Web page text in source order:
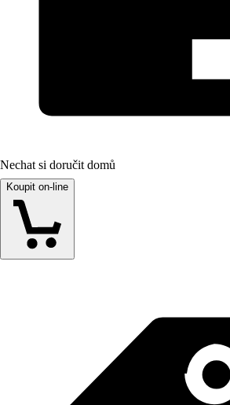
Nechat si doručit domů
Koupit on-line